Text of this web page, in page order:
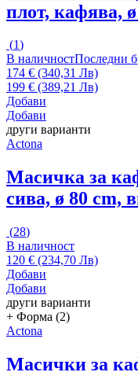
плот, кафява,
(1)
В наличностПоследни
174 € (340,31 Лв)
199 € (389,21 Лв)
Добави
Добави
други варианти
Actona
Масичка за
сива, ø 80 cm,
(28)
В наличност
120 € (234,70 Лв)
Добави
Добави
други варианти
+ Форма (2)
Actona
Масички за